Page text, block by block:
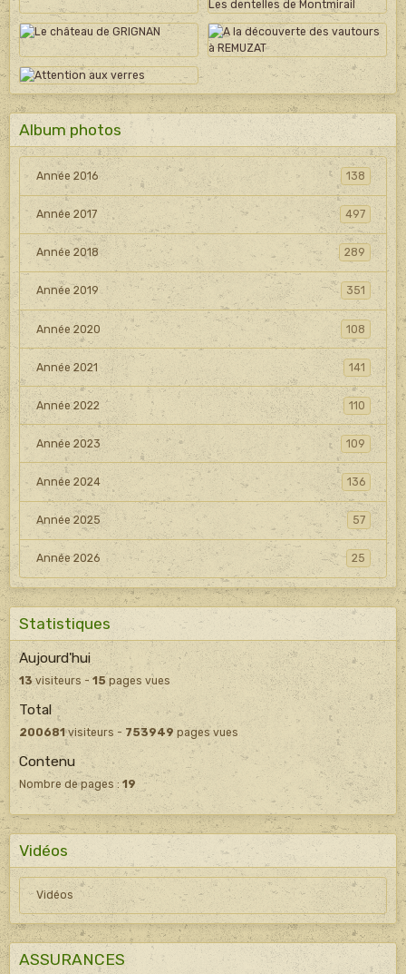
Album photos
Année 2016 138
Année 2017 497
Année 2018 289
Année 2019 351
Année 2020 108
Année 2021 141
Année 2022 110
Année 2023 109
Année 2024 136
Année 2025 57
Année 2026 25
Statistiques
Aujourd'hui
13visiteurs - 15pages vues
Total
200681visiteurs -753949pages vues
Contenu
Nombre de pages : 19
Vidéos
Vidéos
ASSURANCES